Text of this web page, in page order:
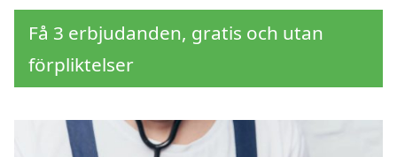
Få 3 erbjudanden, gratis och utan
förpliktelser